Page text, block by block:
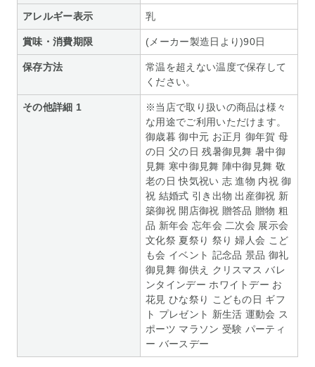
アレルギー表示 乳
賞味・消費期限 (メーカー製造日より)90日
保存方法
常温を超えない温度で保存して
ください。
その他詳細 1
※当店で取り扱いの商品は様々
な用途でご利用いただけます。
御歳暮 御中元 お正月 御年賀 母
の日 父の日 残暑御見舞 暑中御
見舞 寒中御見舞 陣中御見舞 敬
老の日 快気祝い 志 進物 内祝 御
祝 結婚式 引き出物 出産御祝 新
築御祝 開店御祝 贈答品 贈物 粗
品 新年会 忘年会 二次会 展示会
文化祭 夏祭り 祭り 婦人会 こど
も会 イベント 記念品 景品 御礼
御見舞 御供え クリスマス バレ
ンタインデー ホワイトデー お
花見 ひな祭り こどもの日 ギフ
ト プレゼント 新生活 運動会 ス
ポーツ マラソン 受験 パーティ
ー バースデー